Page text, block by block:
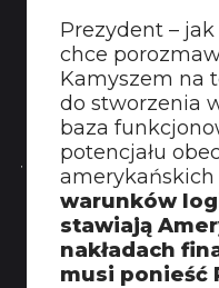
Prezydent –
chce
Kamyszem na
do stworzenia
baza
potencjału
amerykańskich
warunków
stawiają
nakładach
musi ponieść